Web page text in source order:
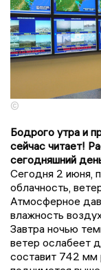
©
Бодрого утра и
сейчас читает!
сегодняшний
Сегодня 2 июня,
облачность,
Атмосферное
влажность
Завтра ночью
ветер ослабеет
составит 742 мм